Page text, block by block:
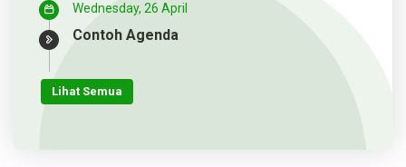
Wednesday, 26 April
Contoh Agenda
Lihat Semua